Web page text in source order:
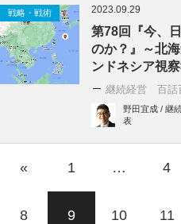
戦略・戦術 2023.09.29
第78回『今、
のか？』～北
ンドネシア視
継続経営 百話
野田宜成 / 継
表
« 1 … 4
8 9 10 11